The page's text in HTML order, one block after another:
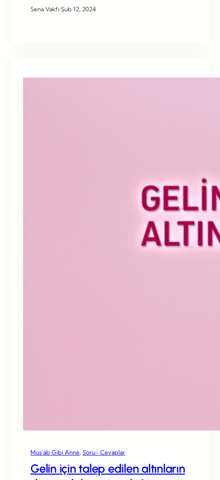
Sena Vakfı·Şub 12, 2024
Mus’ab Gibi Anne Soru- Cevaplar
Gelin için talep edilen altınların